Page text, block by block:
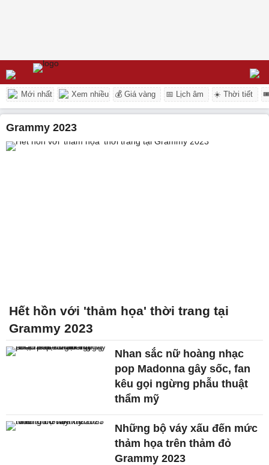
Mới nhất Xem nhiều 💰 Giá vàng 📅 Lịch âm ☀️ Thời tiết
Grammy 2023
Hết hồn với 'thảm họa' thời trang tại
Grammy 2023
Nhan sắc nữ hoàng nhạc
pop Madonna gây sốc, fan
kêu gọi ngừng phẫu thuật
thẩm mỹ
Những bộ váy xấu đến mức
thảm họa trên thảm đỏ
Grammy 2023